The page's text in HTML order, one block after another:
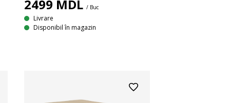
2499 MDL / Buc
Livrare
Disponibil în magazin